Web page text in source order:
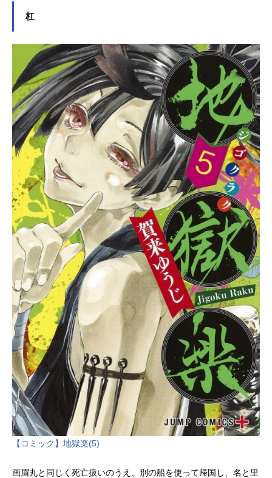
杠
【コミック】地獄楽(5)
画眉丸と同じく死亡扱いのうえ、別の船を使って帰国し、名と里